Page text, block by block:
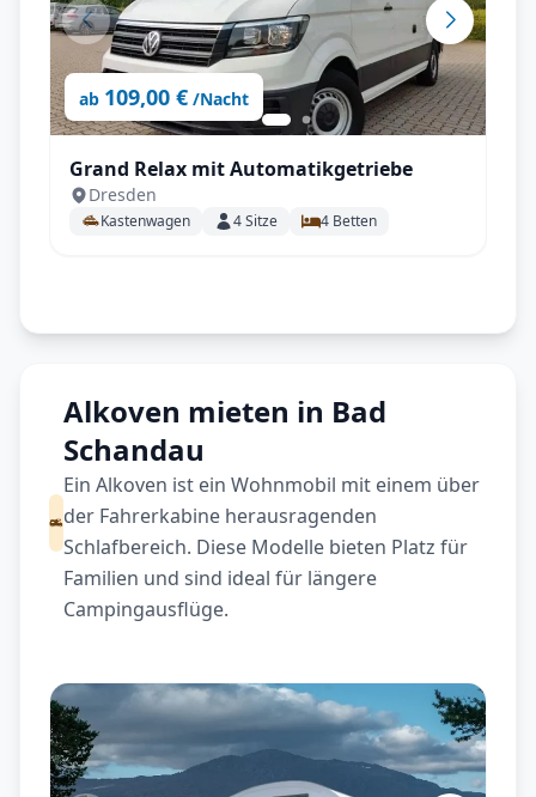
ab 109,00 € /Nacht
Grand Relax mit Automatikgetriebe
Dresden
Kastenwagen 4Sitze 4 Betten
Alkoven mieten in Bad
Schandau
Ein Alkoven ist ein Wohnmobil mit einem über
der Fahrerkabine herausragenden
Schlafbereich. Diese Modelle bieten Platz für
Familien und sind ideal für längere
Campingausflüge.